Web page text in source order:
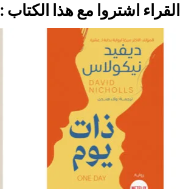
القراء اشتروا مع هذا الكتاب :